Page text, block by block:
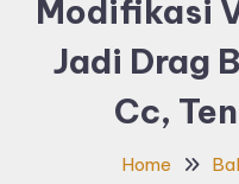
Modifikasi
Jadi Drag
Cc,
Home